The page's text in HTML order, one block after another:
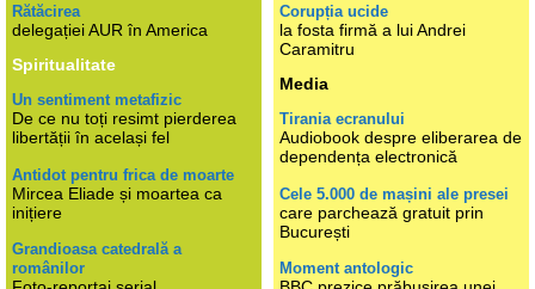
Rătăcirea
delegației AUR în America
Spiritualitate
Un sentiment metafizic
De ce nu toți resimt pierderea
libertății în același fel
Antidot pentru frica de moarte
Mircea Eliade și moartea ca
inițiere
Grandioasa catedrală a
românilor
Corupția ucide
la fosta firmă a lui Andrei
Caramitru
Media
Tirania ecranului
Audiobook despre eliberarea de
dependența electronică
Cele 5.000 de mașini ale presei
care parchează gratuit prin
București
Moment antologic